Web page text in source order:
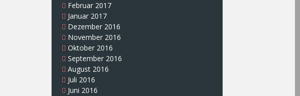
Februar 2017
Januar 2017
Dezember 2016
November 2016
Oktober 2016
September 2016
August 2016
Juli 2016
Juni 2016